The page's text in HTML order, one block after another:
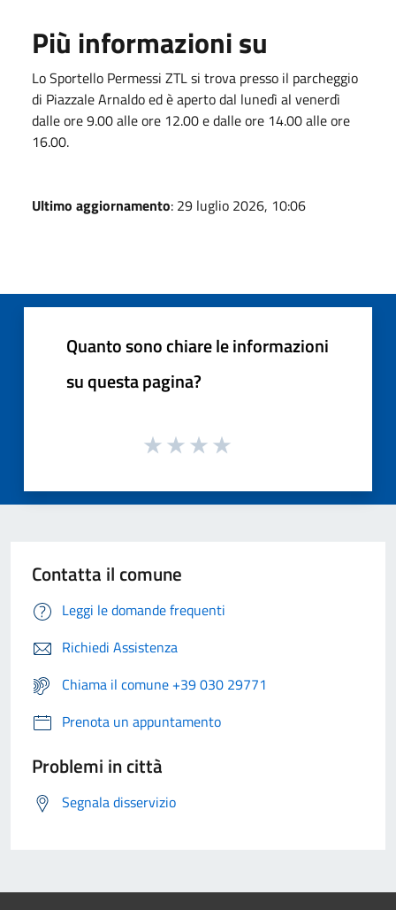
Più informazioni su
Lo Sportello Permessi ZTL si trova presso il parcheggio
di Piazzale Arnaldo ed è aperto dal lunedì al venerdì
dalle ore 9.00 alle ore 12.00 e dalle ore 14.00 alle ore
16.00.
Ultimo aggiornamento: 29 luglio 2026, 10:06
Quanto sono chiare le informazioni
su questa pagina?
Contatta il comune
Leggi le domande frequenti
Richiedi Assistenza
Chiama il comune +39 030 29771
Prenota un appuntamento
Problemi in città
Segnala disservizio